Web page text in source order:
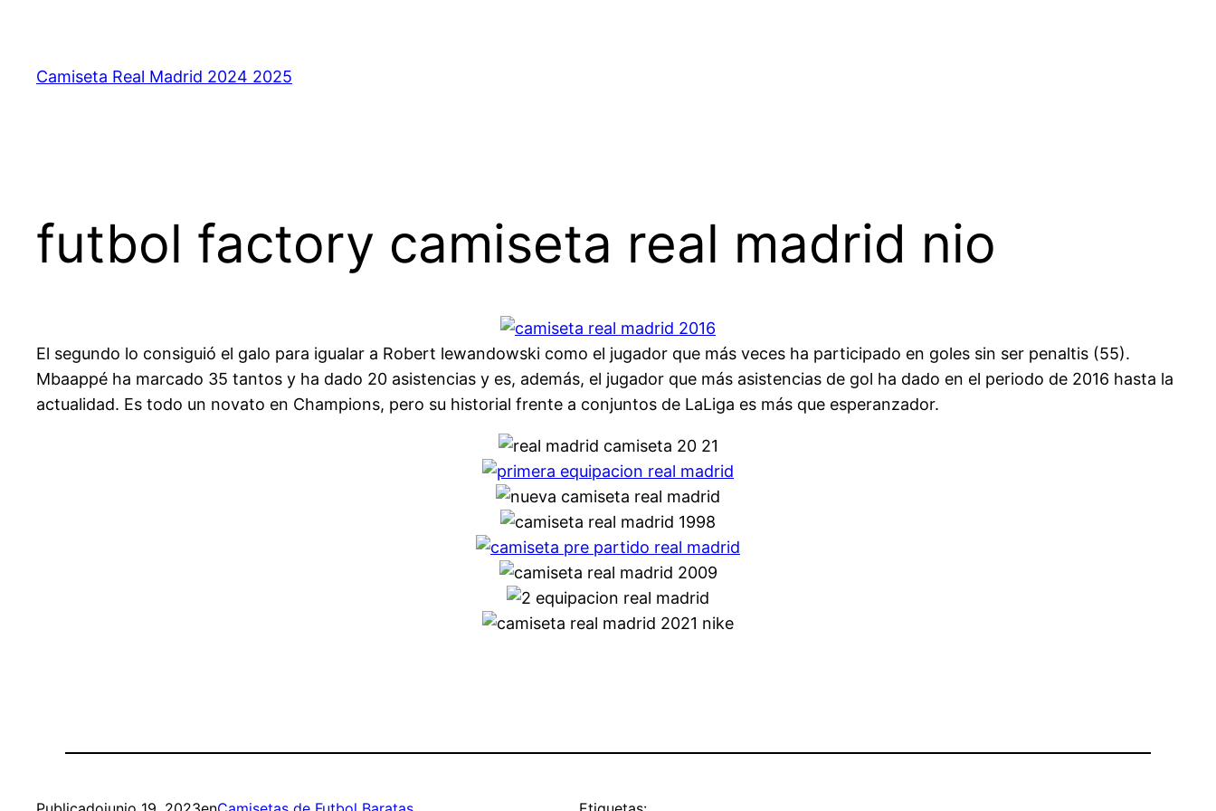
contenido
Camiseta Real Madrid 2024 2025
futbol factory camiseta real madrid nio
El segundo lo consiguió el galo para igualar a Robert lewandowski como el jugador que más veces ha participado en goles sin ser penaltis (55).
Mbaappé ha marcado 35 tantos y ha dado 20 asistencias y es, además, el jugador que más asistencias de gol ha dado en el periodo de 2016 hasta la
actualidad. Es todo un novato en Champions, pero su historial frente a conjuntos de LaLiga es más que esperanzador.